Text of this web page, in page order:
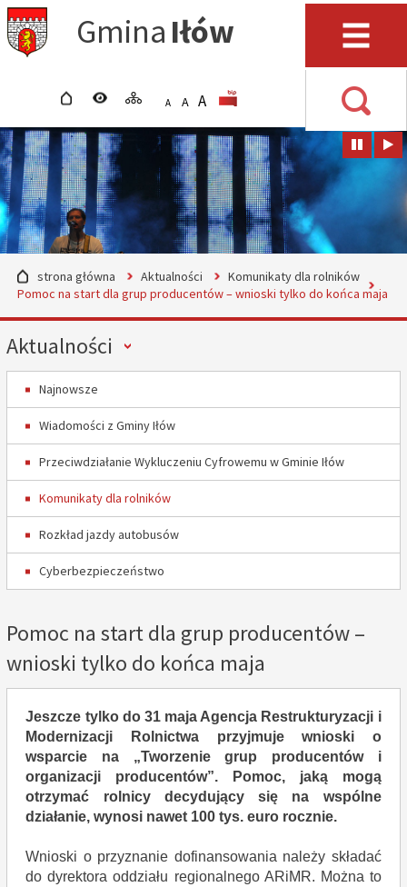
Przejdź do głównego
menu
Przejdź do treści
Przejdź do wyszukiwarki
Przejdź do mapy serwisu
Gmina Iłów Menu
strona głównawersja kontrastowa
mapa serwisu
APOMNIEJSZ CZCIONKĘ
A STANDARDOWY ROZMIAR
A POWIĘKSZ CZCIONKĘ
rozmiar czcionki
strona główna Aktualności
Komunikaty dla rolników
Pomoc na start dla grup producentów – wnioski tylko do końca maja
Menu
Aktualności
Najnowsze
Wiadomości z Gminy Iłów
Przeciwdziałanie Wykluczeniu Cyfrowemu w Gminie Iłów
Komunikaty dla rolników
Rozkład jazdy autobusów
Cyberbezpieczeństwo
Pomoc na start dla grup producentów –
wnioski tylko do końca maja
Jeszcze tylko do 31 maja Agencja Restrukturyzacji i
Modernizacji Rolnictwa przyjmuje wnioski o
wsparcie na „Tworzenie grup producentów i
organizacji producentów”. Pomoc, jaką mogą
otrzymać rolnicy decydujący się na wspólne
działanie, wynosi nawet 100 tys. euro rocznie.
Wnioski o przyznanie dofinansowania należy składać
do dyrektora oddziału regionalnego ARiMR. Można to